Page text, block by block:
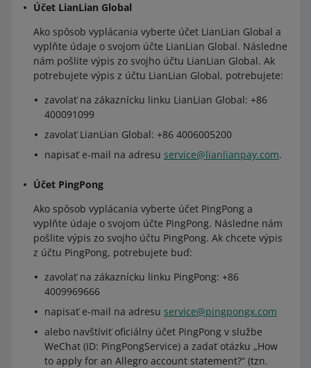
Účet LianLian Global
Ako spôsob vyplácania vyberte účet LianLian Global a
vyplňte údaje o svojom účte LianLian Global. Následne
nám pošlite výpis zo svojho účtu LianLian Global. Ak
potrebujete výpis z účtu LianLian Global, potrebujete:
zavolať na zákaznícku linku LianLian Global: +86
400091099
zavolať LianLian Global: +86 4006005200
napisať e-mail na adresu service@lianlianpay.com.
Účet PingPong
Ako spôsob vyplácania vyberte účet PingPong a
vyplňte údaje o svojom účte PingPong. Následne nám
pošlite výpis zo svojho účtu PingPong. Ak chcete výpis
z účtu PingPong, potrebujete buď:
zavolať na zákaznícku linku PingPong: +86
4009969666
napisať e-mail na adresu service@pingpongx.com
alebo navštíviť oficiálny účet PingPong v službe
WeChat (ID: PingPongService) a zadať otázku „How
to apply for an Allegro account statement?“ (tzn.